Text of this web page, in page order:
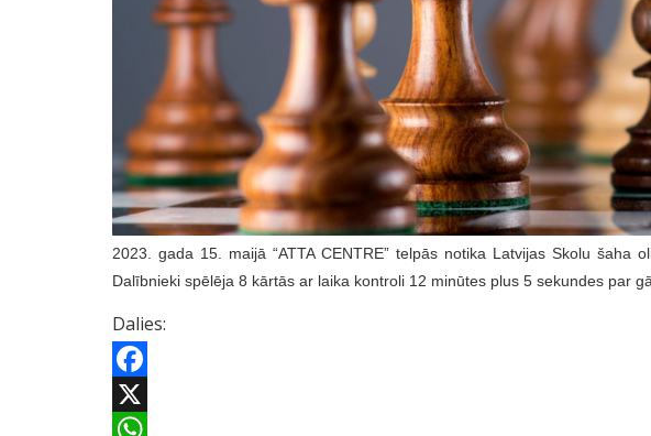
2023. gada 15. maijā “ATTA CENTRE” telpās notika Latvijas Skolu šaha
Dalībnieki spēlēja 8 kārtās ar laika kontroli 12 minūtes plus 5 sekundes par
Dalies:
Facebook
X